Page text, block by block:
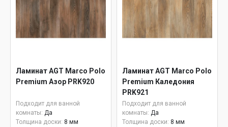
Ламинат AGT Marco Polo
Premium Азор PRK920
Подходит для ванной
комнаты: Да
Толщина доски: 8 мм
Ламинат AGT Marco Polo
Premium Каледония
PRK921
Подходит для ванной
комнаты: Да
Толщина доски: 8 мм